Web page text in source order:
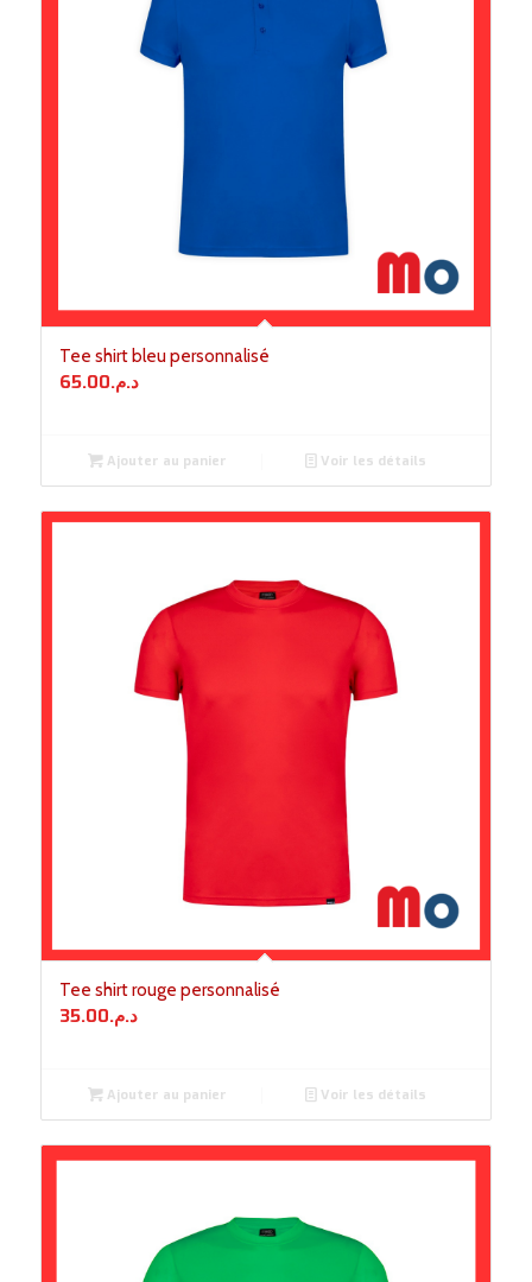
Tee shirt bleu personnalisé
د.م.65.00
Ajouter au panier Voir les détails
Tee shirt rouge personnalisé
د.م.35.00
Ajouter au panier Voir les détails